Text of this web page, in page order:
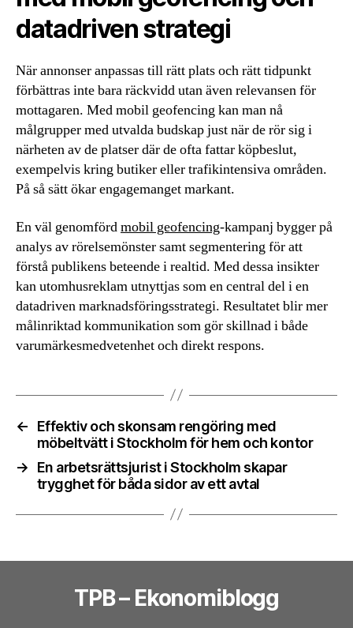
datadriven strategi
När annonser anpassas till rätt plats och rätt tidpunkt
förbättras inte bara räckvidd utan även relevansen för
mottagaren. Med mobil geofencing kan man nå
målgrupper med utvalda budskap just när de rör sig i
närheten av de platser där de ofta fattar köpbeslut,
exempelvis kring butiker eller trafikintensiva områden.
På så sätt ökar engagemanget markant.
En väl genomfördmobil geofencing-kampanj bygger på
analys av rörelsemönster samt segmentering för att
förstå publikens beteende i realtid. Med dessa insikter
kan utomhusreklam utnyttjas som en central del i en
datadriven marknadsföringsstrategi. Resultatet blir mer
målinriktad kommunikation som gör skillnad i både
varumärkesmedvetenhet och direkt respons.
←
Effektiv och skonsam rengöring med
möbeltvätt i Stockholm för hem och kontor
→
En arbetsrättsjurist i Stockholm skapar
trygghet för båda sidor av ett avtal
TPB – Ekonomiblogg